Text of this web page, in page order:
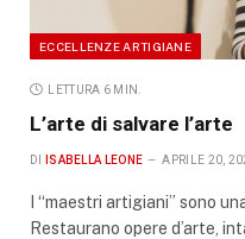
ECCELLENZE ARTIGIANE
LETTURA 6 MIN.
L’arte di salvare l’arte
DI ISABELLA LEONE APRILE 20,
I “maestri artigiani” sono
Restaurano opere d’arte,